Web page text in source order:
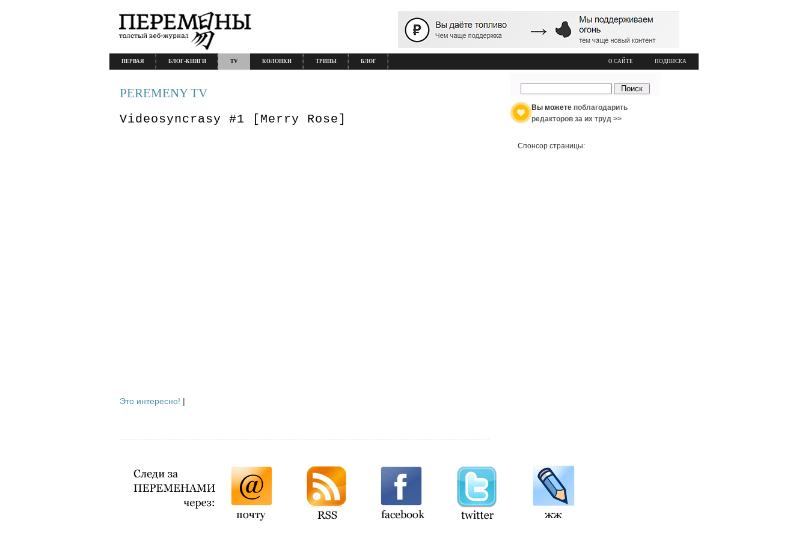
О САЙТЕ ПОДПИСКА
ПЕРВАЯ БЛОГ-КНИГИ TV КОЛОНКИ ТРИПЫ БЛОГ
PEREMENY TV
Videosyncrasy #1 [Merry Rose]
Это интересно! |
Вы можете поблагодарить
редакторов за их труд >>
Спонсор страницы: